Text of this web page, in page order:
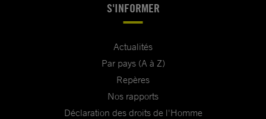
S'INFORMER
Actualités
Par pays (A à Z)
Repères
Nos rapports
Déclaration des droits de l'Homme